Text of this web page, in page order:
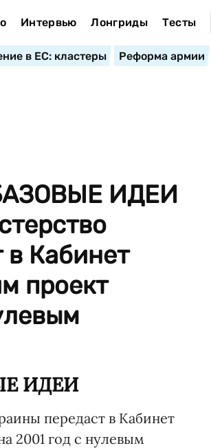
Интервью Лонгриды Тесты
в ЕС: кластеры Реформа армии
ИДЕИ
Кабинет
проект
ИДЕИ
передаст в Кабинет
2001 год с нулевым